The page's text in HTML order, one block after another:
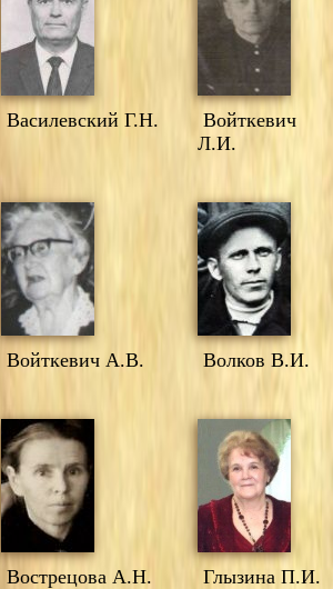
Василевский Г.Н.
Войткевич
Л.И.
Войткевич А.В. Волков В.И.
Вострецова А.Н. Глызина П.И.